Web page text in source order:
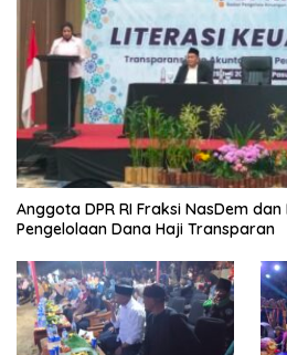
Anggota DPR RI Fraksi NasDem dan
Pengelolaan Dana Haji Transparan